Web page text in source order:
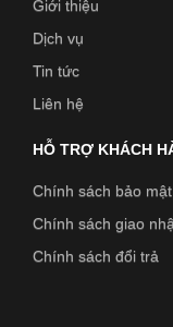
Giới thiệu
Dịch vụ
Tin tức
Liên hệ
HỖ TRỢ KHÁCH
Chính sách bảo mật
Chính sách giao
Chính sách đổi trả